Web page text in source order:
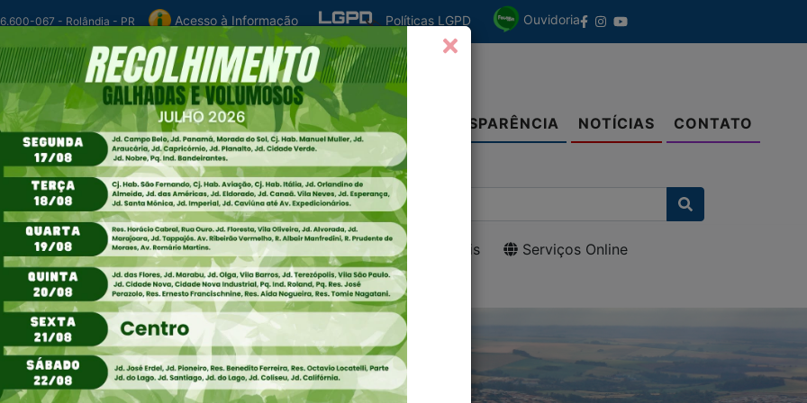
067 - Rolândia - PR Acesso à Informação Políticas LGPD Ouvidoria
CARTA DE SERVIÇOS AUTO ATENDIMENTO TRANSPARÊNCIA NOTÍCIAS CONTATO
Municipais Secretarias Legislação Atos Municipais
Serviços Online